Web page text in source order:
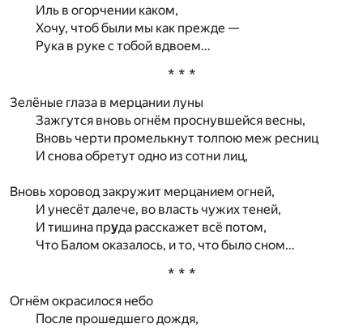
Иль в огорчении каком,
Хочу, чтоб были мы как прежде —
Рука в руке с тобой вдвоем…
* * *
Зелёные глаза в мерцании луны
Зажгутся вновь огнём проснувшейся весны,
Вновь черти промелькнут толпою меж ресниц
И снова обретут одно из сотни лиц,
Вновь хоровод закружит мерцанием огней,
И унесёт далече, во власть чужих теней,
И тишина пруда расскажет всё потом,
Что Балом оказалось, и то, что было сном…
* * *
Огнём окрасилося небо
После прошедшего дождя,